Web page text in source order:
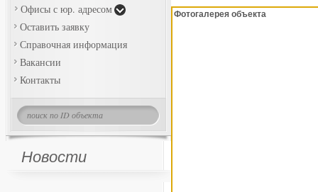
Офисы с юр. адресом
Оставить заявку
Справочная информация
Вакансии
Контакты
Новости
Фотогалерея объекта